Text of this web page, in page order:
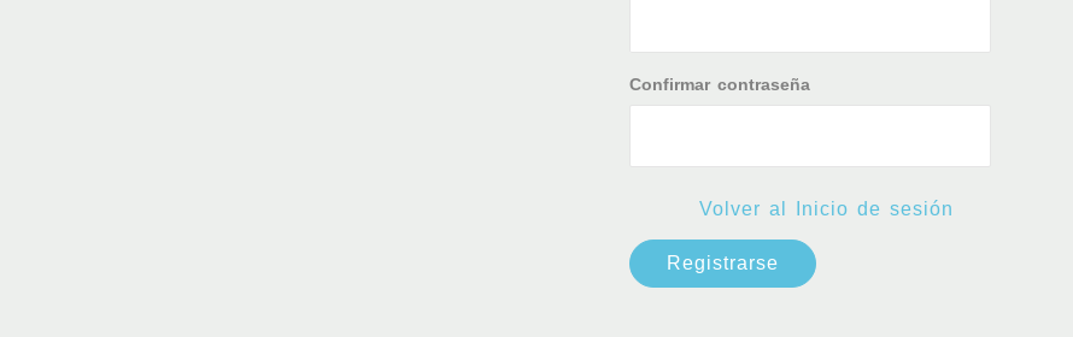
Confirmar contraseña
Volver al Inicio de sesión
Registrarse